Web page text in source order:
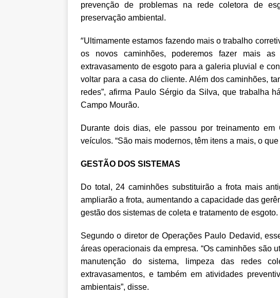
prevenção de problemas na rede coletora de
preservação ambiental.
“Ultimamente estamos fazendo mais o trabalho
os novos caminhões, poderemos fazer mais
extravasamento de esgoto para a galeria pluvial e
voltar para a casa do cliente. Além dos caminhões,
redes”, afirma Paulo Sérgio da Silva, que trabalha
Campo Mourão.
Durante dois dias, ele passou por treinamento
veículos. “São mais modernos, têm itens a mais, o
GESTÃO DOS SISTEMAS
Do total, 24 caminhões substituirão a frota mais
ampliarão a frota, aumentando a capacidade das
gestão dos sistemas de coleta e tratamento de esgoto.
Segundo o diretor de Operações Paulo Dedavid,
áreas operacionais da empresa. “Os caminhões são
manutenção do sistema, limpeza das redes
extravasamentos, e também em atividades
ambientais”, disse.